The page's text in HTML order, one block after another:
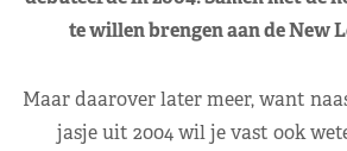
te willen brengen aan de New
Maar daarover later meer, want
jasje uit 2004 wil je vast ook